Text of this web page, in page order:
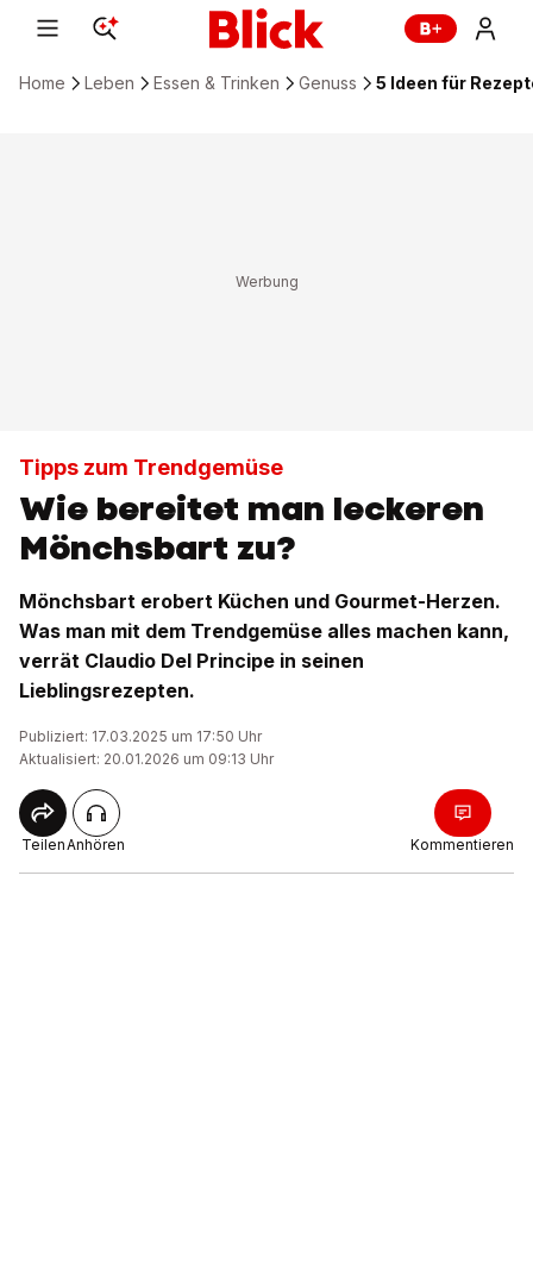
Home Leben Essen & Trinken Genuss 5 Ideen für
Tipps zum Trendgemüse
Wie bereitet man leckeren
Mönchsbart zu?
Mönchsbart erobert Küchen und Gourmet-Herzen.
Was man mit dem Trendgemüse alles machen kann,
verrät Claudio Del Principe in seinen
Lieblingsrezepten.
Publiziert: 17.03.2025 um 17:50 Uhr
Aktualisiert: 20.01.2026 um 09:13 Uhr
TeilenAnhören Kommentieren